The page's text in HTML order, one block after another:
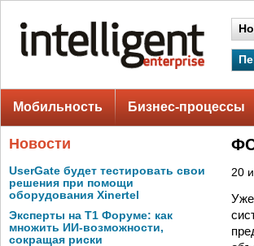
Мобильность Бизнес-процессы
Новости
UserGate будет тестировать свои
решения при помощи
оборудования Xinertel
Эксперты на Т1 Форуме: как
множить ИИ-возможности,
сокращая риски
20
Уже